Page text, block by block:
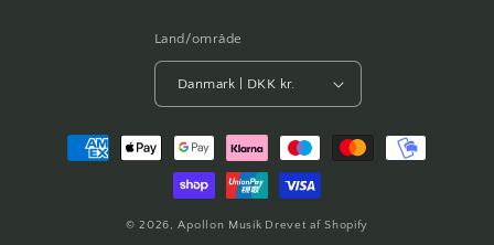
Land/område
Danmark | DKK kr.
Betalingsmetoder
© 2026,Apollon Musik Drevet af Shopify